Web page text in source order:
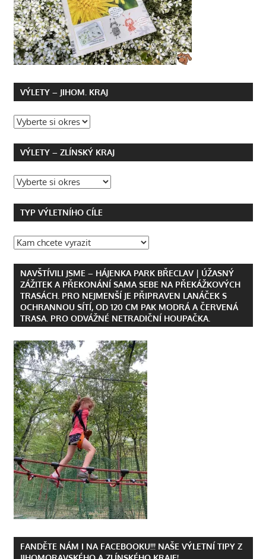
VÝLETY – JIHOM. KRAJ
VÝLETY – ZLÍNSKÝ KRAJ
TYP VÝLETNÍHO CÍLE
NAVŠTÍVILI JSME – HÁJENKA PARK BŘECLAV | ÚŽASNÝ
ZÁŽITEK A PŘEKONÁNÍ SAMA SEBE NA PŘEKÁŽKOVÝCH
TRASÁCH. PRO NEJMENŠÍ JE PŘIPRAVEN LANÁČEK S
OCHRANNOU SÍTÍ, OD 120 CM PAK MODRÁ A ČERVENÁ
TRASA. PRO ODVÁŽNÉ NETRADIČNÍ HOUPAČKA.
FANDĚTE NÁM I NA FACEBOOKU!!! NAŠE VÝLETNÍ TIPY Z